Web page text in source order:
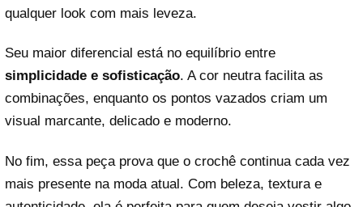
qualquer look com mais leveza.
Seu maior diferencial está no equilíbrio entre
simplicidade e sofisticação. A cor neutra facilita as
combinações, enquanto os pontos vazados criam um
visual marcante, delicado e moderno.
No fim, essa peça prova que o crochê continua cada vez
mais presente na moda atual. Com beleza, textura e